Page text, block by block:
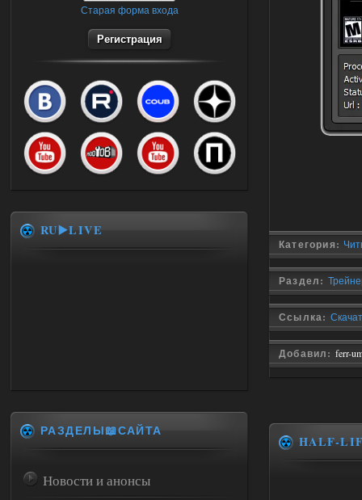
Категория:
Раздел:
Ссылка:
Добавил: ferr-
HALF-
Старая форма входа
Регистрация
RU▶️LIVE
РАЗДЕЛЫ📖САЙТА
Новости и анонсы